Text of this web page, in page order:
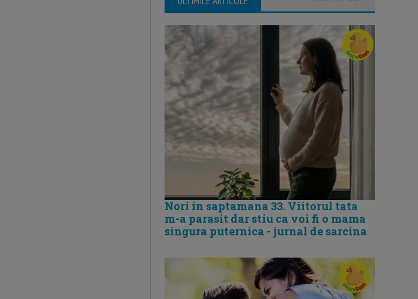
Nori in saptamana 33. Viitorul tata
m-a parasit dar stiu ca voi fi o mama
singura puternica - jurnal de sarcina